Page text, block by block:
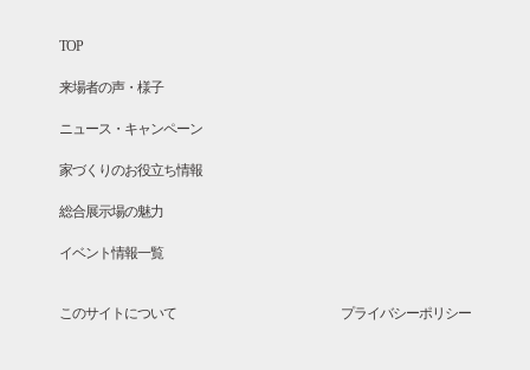
TOP
来場者の声・様子
ニュース・キャンペーン
家づくりのお役立ち情報
総合展示場の魅力
イベント情報一覧
このサイトについて プライバシーポリシー